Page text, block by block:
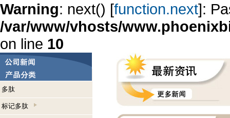
Warning: next() [function.next]:
/var/www/vhosts/
on line 10
多肽
标记多肽